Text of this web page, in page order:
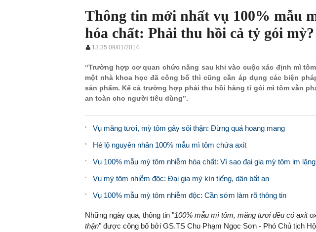
Thông tin mới nhất vụ 100% mẫu
hóa chất: Phải thu hồi cả tỷ gói mỳ?
13:35 09/01/2014
“Trường hợp cơ quan chức năng sau khi vào cuộc xác định mì
một nhà khoa học đã công bố thì cũng cần áp dụng các biện
sản phẩm. Kể cả trường hợp phải thu hồi hàng tỉ gói mì tôm vẫn
an toàn cho người tiêu dùng”.
Vụ măng tươi, mỳ tôm gây sỏi thận: Đừng quá hoang mang
Hé lộ nguyên nhân 100% mẫu mì tôm chứa axit
Vụ 100% mẫu mỳ tôm nhiễm hóa chất: Vì sao đại gia mỳ tôm im
Vụ mỳ tôm nhiễm độc: Đại gia mỳ kín tiếng, dân bất an
Vụ 100% mẫu mỳ tôm nhiễm độc: Cần sớm làm rõ thông tin
Những ngày qua, thông tin "100% mẫu mì tôm, măng tươi đều có axit
thận" được công bố bởi GS.TS Chu Phạm Ngọc Sơn - Phó Chủ tịch